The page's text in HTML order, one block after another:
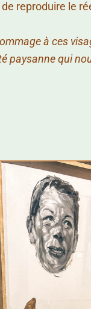
reproduire le
à ces
paysanne qui